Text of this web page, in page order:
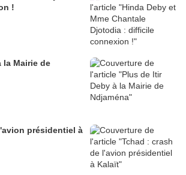
!
la Mairie de
présidentiel à